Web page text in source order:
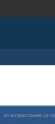
по возрастанию (а-я)